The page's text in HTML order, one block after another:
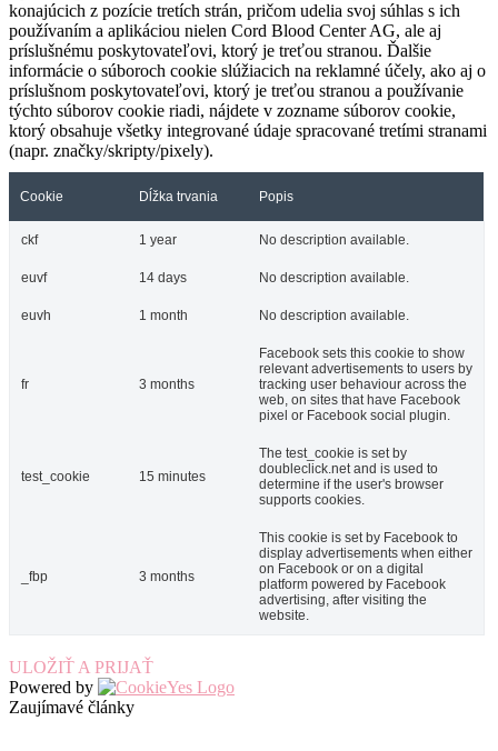
konajúcich z pozície tretích strán, pričom udelia svoj súhlas s ich
používaním a aplikáciou nielen Cord Blood Center AG, ale aj
príslušnému poskytovateľovi, ktorý je treťou stranou. Ďalšie
informácie o súboroch cookie slúžiacich na reklamné účely, ako aj o
príslušnom poskytovateľovi, ktorý je treťou stranou a používanie
týchto súborov cookie riadi, nájdete v zozname súborov cookie,
ktorý obsahuje všetky integrované údaje spracované tretími stranami
(napr. značky/skripty/pixely).
Cookie Dĺžka trvania Popis
ckf 1 year No description available.
euvf 14 days No description available.
euvh 1 month No description available.
fr 3 months
Facebook sets this cookie to show
relevant advertisements to users by
tracking user behaviour across the
web, on sites that have Facebook
pixel or Facebook social plugin.
test_cookie 15 minutes
The test_cookie is set by
doubleclick.net and is used to
determine if the user's browser
supports cookies.
_fbp 3 months
This cookie is set by Facebook to
display advertisements when either
on Facebook or on a digital
platform powered by Facebook
advertising, after visiting the
website.
ULOŽIŤ A PRIJAŤ
Powered by
Zaujímavé články